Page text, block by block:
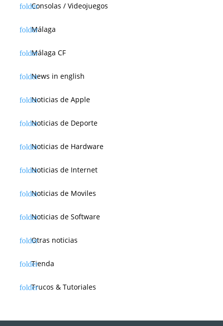
Consolas / Videojuegos
Málaga
Málaga CF
News in english
Noticias de Apple
Noticias de Deporte
Noticias de Hardware
Noticias de Internet
Noticias de Moviles
Noticias de Software
Otras noticias
Tienda
Trucos & Tutoriales